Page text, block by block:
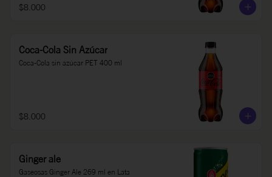
$8.000
Coca-Cola Sin Azúcar
Coca-Cola sin azúcar PET 400 ml
$8.000
Ginger ale
Gaseosas Ginger Ale 269 ml en Lata